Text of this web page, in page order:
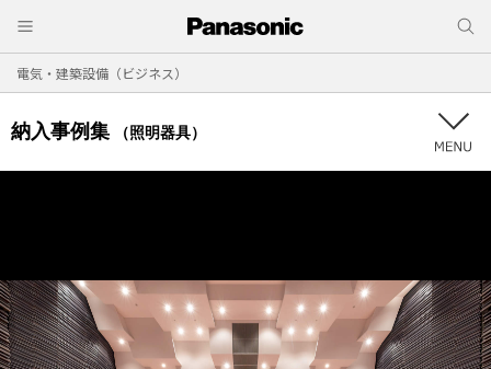
電気・建築設備（ビジネス）
納入事例集 （照明器具）